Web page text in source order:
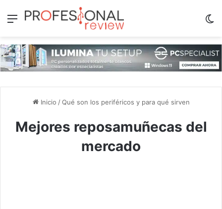
Menú
Inicio / Qué son los periféricos y para qué sirven
Mejores reposamuñecas del
mercado